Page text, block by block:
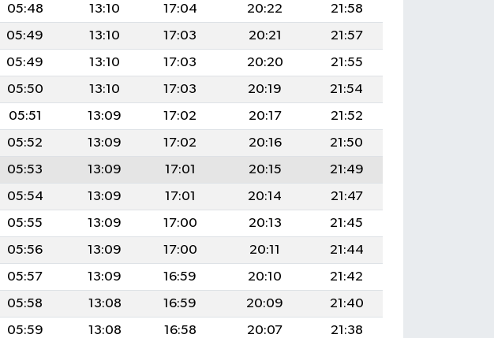
05:48 13:10 17:04 20:22
21:58
05:49 13:10 17:03 20:21
21:57
05:49 13:10 17:03 20:20
21:55
05:50 13:10 17:03 20:19
21:54
05:51 13:09 17:02 20:17
21:52
05:52 13:09 17:02 20:16
21:50
05:53 13:09 17:01 20:15
21:49
05:54 13:09 17:01 20:14
21:47
05:55 13:09 17:00 20:13
21:45
05:56 13:09 17:00 20:11
21:44
05:57 13:09 16:59 20:10
21:42
05:58 13:08 16:59 20:09
21:40
05:59 13:08 16:58 20:07
21:38